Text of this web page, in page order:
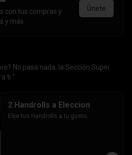
con tus compras y
y más
Únete
No pasa nada, la Sección Super
ti “
2 Handrolls a Eleccion
Elije tus Handrolls a tu gusto.